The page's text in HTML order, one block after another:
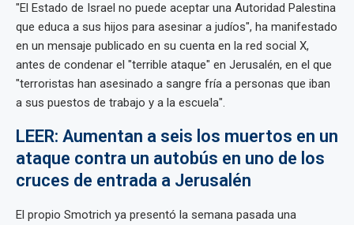
"El Estado de Israel no puede aceptar una Autoridad Palestina
que educa a sus hijos para asesinar a judíos", ha manifestado
en un mensaje publicado en su cuenta en la red social X,
antes de condenar el "terrible ataque" en Jerusalén, en el que
"terroristas han asesinado a sangre fría a personas que iban
a sus puestos de trabajo y a la escuela".
LEER: Aumentan a seis los muertos en un
ataque contra un autobús en uno de los
cruces de entrada a Jerusalén
El propio Smotrich ya presentó la semana pasada una